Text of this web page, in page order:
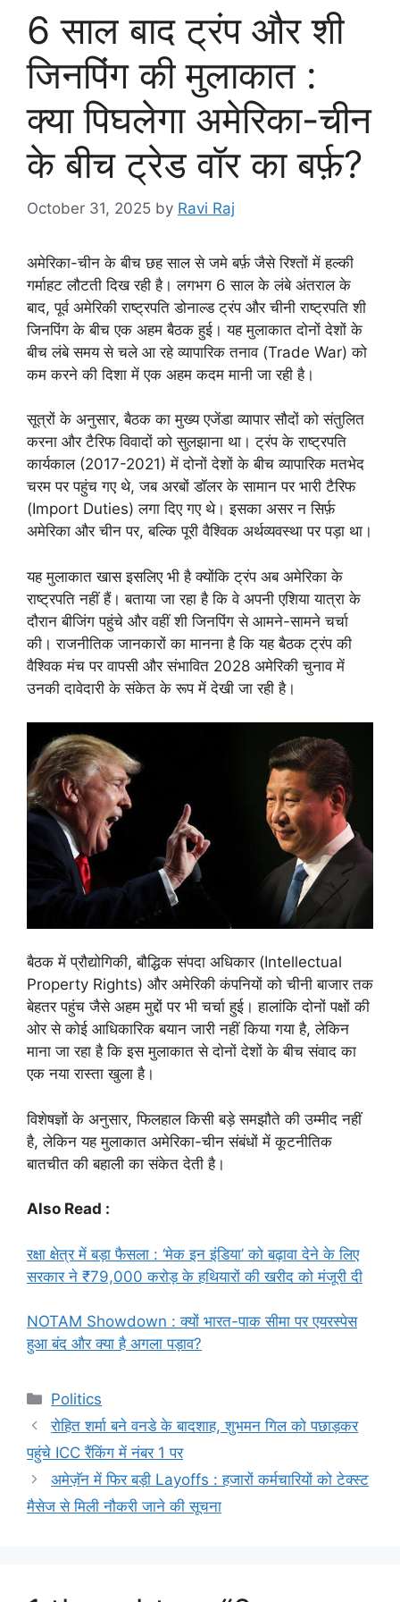
6 साल बाद ट्रंप और शी
जिनपिंग की मुलाकात :
क्या पिघलेगा अमेरिका-चीन
के बीच ट्रेड वॉर का बर्फ़?
October 31, 2025 by Ravi Raj
अमेरिका-चीन के बीच छह साल से जमे बर्फ़ जैसे रिश्तों में हल्की
गर्माहट लौटती दिख रही है। लगभग 6 साल के लंबे अंतराल के
बाद, पूर्व अमेरिकी राष्ट्रपति डोनाल्ड ट्रंप और चीनी राष्ट्रपति शी
जिनपिंग के बीच एक अहम बैठक हुई। यह मुलाकात दोनों देशों के
बीच लंबे समय से चले आ रहे व्यापारिक तनाव (Trade War) को
कम करने की दिशा में एक अहम कदम मानी जा रही है।
सूत्रों के अनुसार, बैठक का मुख्य एजेंडा व्यापार सौदों को संतुलित
करना और टैरिफ विवादों को सुलझाना था। ट्रंप के राष्ट्रपति
कार्यकाल (2017-2021) में दोनों देशों के बीच व्यापारिक मतभेद
चरम पर पहुंच गए थे, जब अरबों डॉलर के सामान पर भारी टैरिफ
(Import Duties) लगा दिए गए थे। इसका असर न सिर्फ़
अमेरिका और चीन पर, बल्कि पूरी वैश्विक अर्थव्यवस्था पर पड़ा था।
यह मुलाकात खास इसलिए भी है क्योंकि ट्रंप अब अमेरिका के
राष्ट्रपति नहीं हैं। बताया जा रहा है कि वे अपनी एशिया यात्रा के
दौरान बीजिंग पहुंचे और वहीं शी जिनपिंग से आमने-सामने चर्चा
की। राजनीतिक जानकारों का मानना है कि यह बैठक ट्रंप की
वैश्विक मंच पर वापसी और संभावित 2028 अमेरिकी चुनाव में
उनकी दावेदारी के संकेत के रूप में देखी जा रही है।
बैठक में प्रौद्योगिकी, बौद्धिक संपदा अधिकार (Intellectual
Property Rights) और अमेरिकी कंपनियों को चीनी बाजार तक
बेहतर पहुंच जैसे अहम मुद्दों पर भी चर्चा हुई। हालांकि दोनों पक्षों की
ओर से कोई आधिकारिक बयान जारी नहीं किया गया है, लेकिन
माना जा रहा है कि इस मुलाकात से दोनों देशों के बीच संवाद का
एक नया रास्ता खुला है।
विशेषज्ञों के अनुसार, फिलहाल किसी बड़े समझौते की उम्मीद नहीं
है, लेकिन यह मुलाकात अमेरिका-चीन संबंधों में कूटनीतिक
बातचीत की बहाली का संकेत देती है।
Also Read :
रक्षा क्षेत्र में बड़ा फैसला : ‘मेक इन इंडिया’ को बढ़ावा देने के लिए
सरकार ने ₹79,000 करोड़ के हथियारों की खरीद को मंजूरी दी
NOTAM Showdown : क्यों भारत-पाक सीमा पर एयरस्पेस
हुआ बंद और क्या है अगला पड़ाव?
Categories
Politics
रोहित शर्मा बने वनडे के बादशाह, शुभमन गिल को पछाड़कर
पहुंचे ICC रैंकिंग में नंबर 1 पर
अमेज़ॅन में फिर बड़ी Layoffs : हजारों कर्मचारियों को टेक्स्ट
मैसेज से मिली नौकरी जाने की सूचना